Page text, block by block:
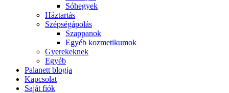
Sóhegyek
Háztartás
Szépségápolás
Szappanok
Egyéb kozmetikumok
Gyerekeknek
Egyéb
Palanett blogja
Kapcsolat
Saját fiók